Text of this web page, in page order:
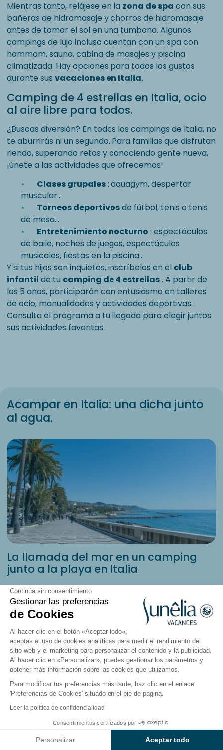
Continúa sin consentimiento
Gestionar las preferencias
de Cookies
Al hacer clic en el botón «Aceptar todo»,
aceptas el uso de cookies analíticas para medir el rendimiento del
sitio web y el marketing para personalizar el contenido y la publicidad.
Al hacer clic en «Personalizar», puedes gestionar los parámetros y
obtener más información sobre las cookies que utilizamos.
Para modificar tus preferencias más tarde, haz clic en el enlace
'Preferencias de Cookies' situado en el pie de página.
Leer la política de confidencialidad
Consentimientos certificados por
Personalizar Aceptar todo
Ver resultados en el mapa
Mientras tanto, relájese en la zona de spa con sus
bañeras de hidromasaje y chorros de hidromasaje
antes de tomar el sol en una tumbona. Algunos
campings de lujo incluso cuentan con un spa con
hammam, sauna, cabina de masajes y piscina
climatizada. Hay opciones para todos los gustos
durante sus vacaciones en Italia.
Camping de 4 estrellas en Italia, ocio
al aire libre para todos.
¿Buscas diversión? En todos los campings de Italia, no
te aburrirás ni un segundo. Para familias que disfrutan
riendo, superando retos y conociendo gente nueva,
¡únete a las actividades que ofrecemos!
Clases grupales: aquagym, despertar
muscular…
Torneos deportivosde fútbol, ​​tenis o tenis
de mesa…
Entretenimiento nocturno : espectáculos
de baile, noches de juegos, espectáculos
musicales, fiestas en la piscina…
Y si tus hijos son inquietos, inscríbelos en el club
infantil de tu camping de 4 estrellas. A partir de
los 5 años, participarán con entusiasmo en talleres
de ocio, manualidades y actividades deportivas.
Consulta el programa a tu llegada para elegir juntos
sus actividades favoritas.
Acampar en Italia: una dicha junto
al agua.
La llamada del mar en un camping
junto a la playa en Italia
¿Sueñas con unas vacaciones junto al mar? Reserva
uncampingen Italia y disfruta de un refrescante
baño en aguas cálidas cada día. Tendrás acceso
directo a la playa a través de un corto sendero que
te llevará directamente a una franja de arena fina.
Extiende tu toalla y admira este paisaje idílico del que
nunca te cansarás.
Aprovecha esta oportunidad para disfrutar de
deportes acuáticos con tu familia:
Buceo en lasislas Maddalena;
Paseo en kayak por la costa deVignola
Practicar paddle surf en la
laguna de